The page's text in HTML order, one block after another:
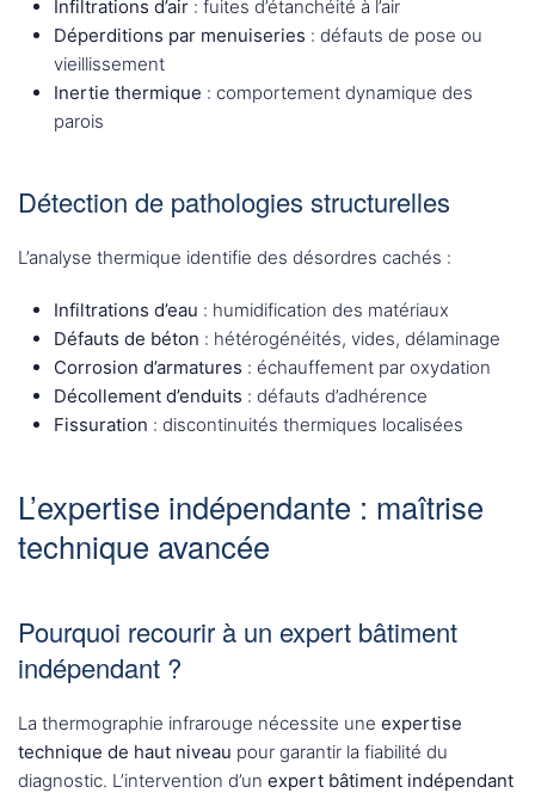
Infiltrations d’air : fuites d’étanchéité à l’air
Déperditions par menuiseries : défauts de pose ou
vieillissement
Inertie thermique : comportement dynamique des
parois
Détection de pathologies structurelles
L’analyse thermique identifie des désordres cachés :
Infiltrations d’eau : humidification des matériaux
Défauts de béton : hétérogénéités, vides, délaminage
Corrosion d’armatures : échauffement par oxydation
Décollement d’enduits : défauts d’adhérence
Fissuration : discontinuités thermiques localisées
L’expertise indépendante : maîtrise
technique avancée
Pourquoi recourir à un expert bâtiment
indépendant ?
La thermographie infrarouge nécessite une expertise
technique de haut niveau pour garantir la fiabilité du
diagnostic. L’intervention d’un expert bâtiment indépendant